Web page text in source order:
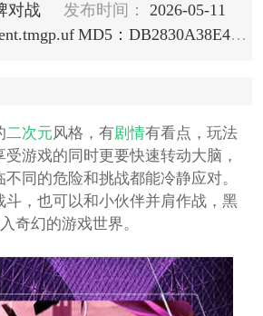
对战 发布时间：
2026-05-11
MD5：DB2830A38E41BD7913190B0BDA0F8D37
二次元风格，有剧情有看点，玩法
受游戏的同时更要快速转动大脑，
同的危险和挑战都能冷静应对。
斗，也可以和小伙伴并肩作战，黑
奇幻的游戏世界。